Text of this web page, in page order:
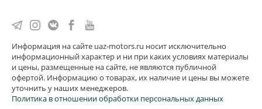
Информация на сайте uaz-motors.ru носит исключительно
информационный характер и ни при каких условиях материалы
и цены, размещенные на сайте, не являются публичной
офертой. Информацию о товарах, их наличие и цены вы можете
уточнить у наших менеджеров.
Политика в отношении обработки персональных данных